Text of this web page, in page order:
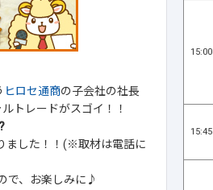
ヒロセ通商の子会社の社長
トレードがスゴイ！！
ました！！(※取材は電話に
で、お楽しみに♪
15:00
15:45